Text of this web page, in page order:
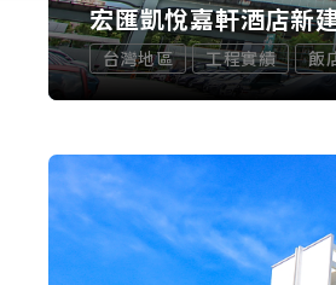
宏匯凱悅嘉軒酒店新
台灣地區 工程實績 飯